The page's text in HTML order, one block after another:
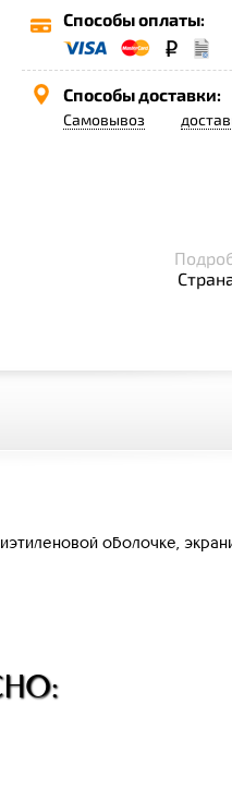
Способы оплаты:
Способы доставки:
Самовывоз
оболочке,